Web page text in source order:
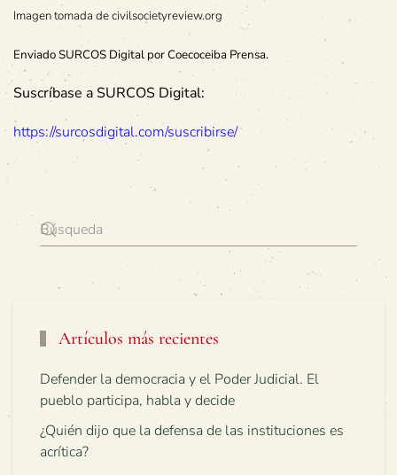
Imagen tomada de civilsocietyreview.org
Enviado SURCOS Digital por Coecoceiba Prensa.
Suscríbase a SURCOS Digital:
https://surcosdigital.com/suscribirse/
Artículos más recientes
Defender la democracia y el Poder Judicial. El
pueblo participa, habla y decide
¿Quién dijo que la defensa de las instituciones es
acrítica?